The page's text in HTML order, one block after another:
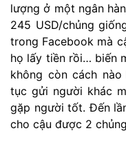
lượng ở một ngân
245 USD/chủng
trong Facebook mà
họ lấy tiền rồi… biến
không còn cách
tục gửi người khác
gặp người tốt. Đến
cho cậu được 2